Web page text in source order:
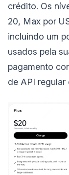
crédito. Os
20, Max por
incluindo um
usados pela
pagamento
de API regular